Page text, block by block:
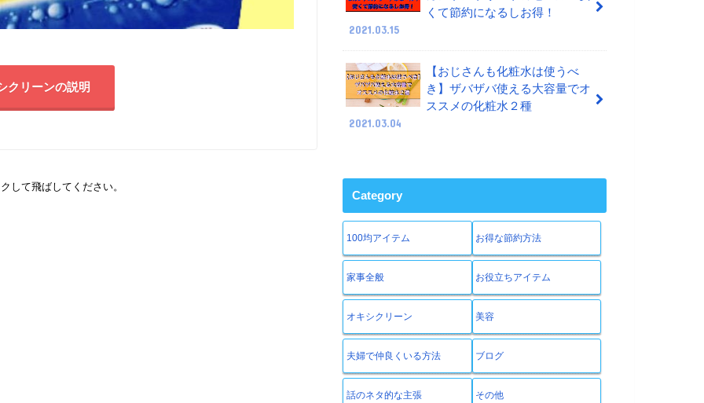
クリーンの説明
して飛ばしてください。
くて節約になるしお得！
2021.03.15
【おじさんも化粧水は使うべ
き】ザバザバ使える大容量でオ
ススメの化粧水２種
2021.03.04
Category
100均アイテム お得な節約方法
家事全般 お役立ちアイテム
オキシクリーン 美容
夫婦で仲良くいる方法 ブログ
話のネタ的な主張 その他